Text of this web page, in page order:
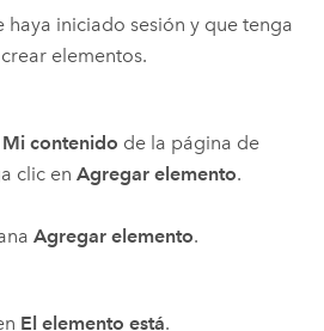
haya iniciado sesión y que tenga
elementos.
Mi contenido de la página de
clic en Agregar elemento.
Agregar elemento.
El elemento está.